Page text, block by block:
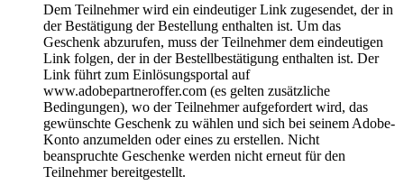
Dem Teilnehmer wird ein eindeutiger Link zugesendet, der in
der Bestätigung der Bestellung enthalten ist. Um das
Geschenk abzurufen, muss der Teilnehmer dem eindeutigen
Link folgen, der in der Bestellbestätigung enthalten ist. Der
Link führt zum Einlösungsportal auf
www.adobepartneroffer.com (es gelten zusätzliche
Bedingungen), wo der Teilnehmer aufgefordert wird, das
gewünschte Geschenk zu wählen und sich bei seinem Adobe-
Konto anzumelden oder eines zu erstellen. Nicht
beanspruchte Geschenke werden nicht erneut für den
Teilnehmer bereitgestellt.